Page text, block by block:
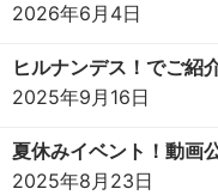
2026年6月4日
ヒルナンデス！でご紹
2025年9月16日
夏休みイベント！動画
2025年8月23日